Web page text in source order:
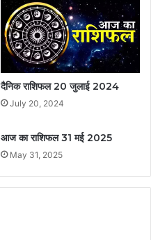
दैनिक राशिफल 20 जुलाई 2024
July 20, 2024
आज का राशिफल 31 मई 2025
May 31, 2025